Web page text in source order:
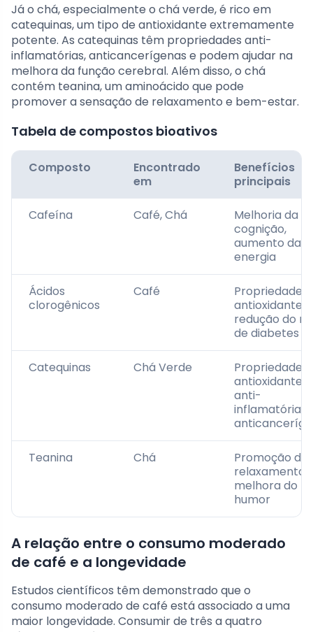
Já o chá, especialmente o chá verde, é rico em
catequinas, um tipo de antioxidante extremamente
potente. As catequinas têm propriedades anti-
inflamatórias, anticancerígenas e podem ajudar na
melhora da função cerebral. Além disso, o chá
contém teanina, um aminoácido que pode
promover a sensação de relaxamento e bem-estar.
Tabela de compostos bioativos
Composto
Encontrado
em
Benefícios
principais
Cafeína Café, Chá
Melhoria da
cognição,
aumento da
energia
Ácidos
clorogênicos
Café
Propriedades
antioxidantes,
redução do
de diabetes
Catequinas Chá Verde
Propriedades
antioxidantes,
anti-
inflamatórias,
Teanina Chá
Promoção do
relaxamento,
melhora do
humor
A relação entre o consumo moderado
de café e a longevidade
Estudos científicos têm demonstrado que o
consumo moderado de café está associado a uma
maior longevidade. Consumir de três a quatro